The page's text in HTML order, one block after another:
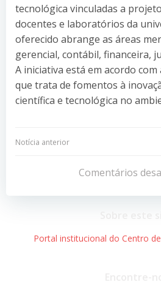
tecnológica vinculadas a
docentes e laboratórios da
oferecido abrange as áreas
gerencial, contábil, financeira,
A iniciativa está em acordo com
que trata de fomentos à
científica e tecnológica no
Navegação
Post
Notícia anterior
Comentários
Portal institucional do Centro